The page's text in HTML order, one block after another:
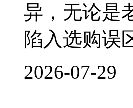
异，无论是
陷入选购误
2026-07-29